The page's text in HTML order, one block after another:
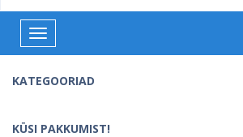
Toggle
navigation
KATEGOORIAD
KÜSI PAKKUMIST!